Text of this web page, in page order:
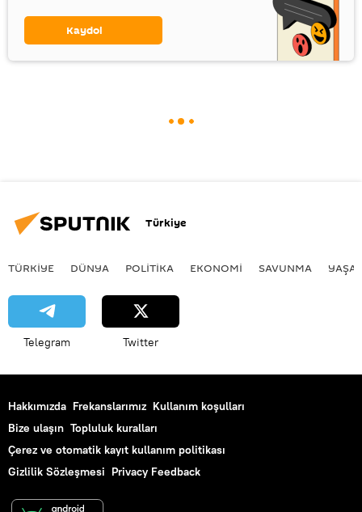
Kaydol
Türkiye
TÜRKIYE DÜNYA POLİTİKA EKONOMİ SAVUNMA
Telegram Twitter
Hakkımızda Frekanslarımız Kullanım koşulları
Bize ulaşın Topluluk kuralları
Çerez ve otomatik kayıt kullanım politikası
Gizlilik Sözleşmesi Privacy Feedback